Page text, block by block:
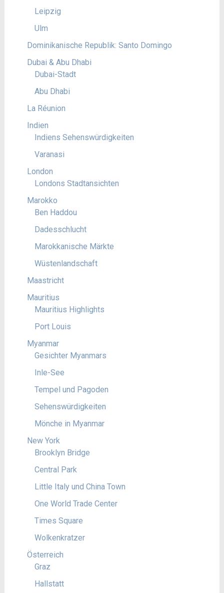
Leipzig
Ulm
Dominikanische Republik: Santo Domingo
Dubai & Abu Dhabi
Dubai-Stadt
Abu Dhabi
La Réunion
Indien
Indiens Sehenswürdigkeiten
Varanasi
London
Londons Stadtansichten
Marokko
Ben Haddou
Dadesschlucht
Marokkanische Märkte
Wüstenlandschaft
Maastricht
Mauritius
Mauritius Highlights
Port Louis
Myanmar
Gesichter Myanmars
Inle-See
Tempel und Pagoden
Sehenswürdigkeiten
Mönche in Myanmar
New York
Brooklyn Bridge
Central Park
Little Italy und China Town
One World Trade Center
Times Square
Wolkenkratzer
Österreich
Graz
Hallstatt